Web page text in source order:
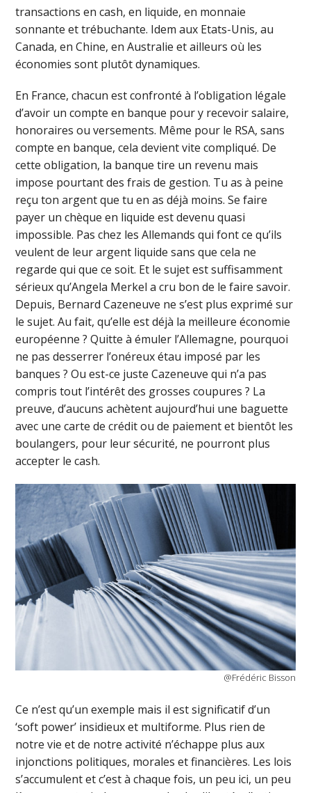
transactions en cash, en liquide, en monnaie
sonnante et trébuchante. Idem aux Etats-Unis, au
Canada, en Chine, en Australie et ailleurs où les
économies sont plutôt dynamiques.
En France, chacun est confronté à l’obligation légale
d’avoir un compte en banque pour y recevoir salaire,
honoraires ou versements. Même pour le RSA, sans
compte en banque, cela devient vite compliqué. De
cette obligation, la banque tire un revenu mais
impose pourtant des frais de gestion. Tu as à peine
reçu ton argent que tu en as déjà moins. Se faire
payer un chèque en liquide est devenu quasi
impossible. Pas chez les Allemands qui font ce qu’ils
veulent de leur argent liquide sans que cela ne
regarde qui que ce soit. Et le sujet est suffisamment
sérieux qu’Angela Merkel a cru bon de le faire savoir.
Depuis, Bernard Cazeneuve ne s’est plus exprimé sur
le sujet. Au fait, qu’elle est déjà la meilleure économie
européenne ? Quitte à émuler l’Allemagne, pourquoi
ne pas desserrer l’onéreux étau imposé par les
banques ? Ou est-ce juste Cazeneuve qui n’a pas
compris tout l’intérêt des grosses coupures ? La
preuve, d’aucuns achètent aujourd’hui une baguette
avec une carte de crédit ou de paiement et bientôt les
boulangers, pour leur sécurité, ne pourront plus
accepter le cash.
@Frédéric Bisson
Ce n’est qu’un exemple mais il est significatif d’un
‘soft power’ insidieux et multiforme. Plus rien de
notre vie et de notre activité n’échappe plus aux
injonctions politiques, morales et financières. Les lois
s’accumulent et c’est à chaque fois, un peu ici, un peu